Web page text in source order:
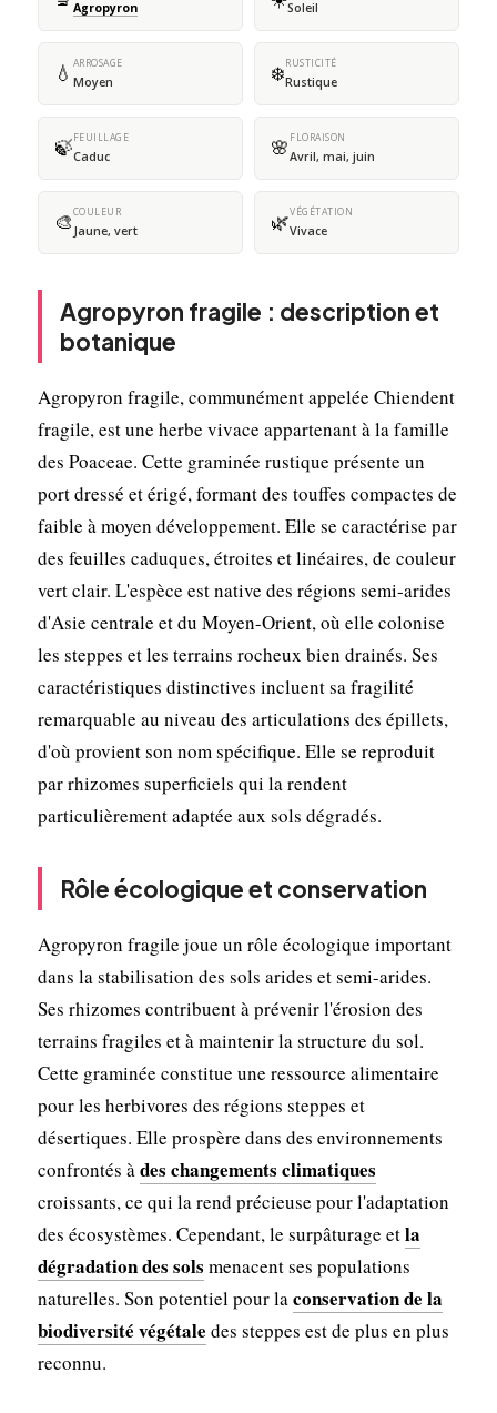
Agropyron Soleil
💧 ARROSAGE
Moyen ❄️RUSTICITÉ
Rustique
🍃FEUILLAGE
Caduc 🌸 FLORAISON
Avril, mai, juin
🎨COULEUR
Jaune, vert 🌿VÉGÉTATION
Vivace
Agropyron fragile : description et
botanique
Agropyron fragile, communément appelée Chiendent
fragile, est une herbe vivace appartenant à la famille
des Poaceae. Cette graminée rustique présente un
port dressé et érigé, formant des touffes compactes de
faible à moyen développement. Elle se caractérise par
des feuilles caduques, étroites et linéaires, de couleur
vert clair. L'espèce est native des régions semi-arides
d'Asie centrale et du Moyen-Orient, où elle colonise
les steppes et les terrains rocheux bien drainés. Ses
caractéristiques distinctives incluent sa fragilité
remarquable au niveau des articulations des épillets,
d'où provient son nom spécifique. Elle se reproduit
par rhizomes superficiels qui la rendent
particulièrement adaptée aux sols dégradés.
Rôle écologique et conservation
Agropyron fragile joue un rôle écologique important
dans la stabilisation des sols arides et semi-arides.
Ses rhizomes contribuent à prévenir l'érosion des
terrains fragiles et à maintenir la structure du sol.
Cette graminée constitue une ressource alimentaire
pour les herbivores des régions steppes et
désertiques. Elle prospère dans des environnements
confrontés àdes changements climatiques
croissants, ce qui la rend précieuse pour l'adaptation
des écosystèmes. Cependant, le surpâturage etla
dégradation des sols menacent ses populations
naturelles. Son potentiel pour laconservation de la
biodiversité végétale des steppes est de plus en plus
reconnu.